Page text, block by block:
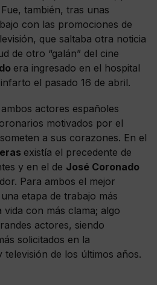
también, tras unas
con las promociones de
que saltaba otra noticia
de otro “galán” del cine
era ingresado en el hospital
el pasado 16 de abril.
actores españoles
motivados por el
a sus corazones. En el
existía el precedente de
y en el de José Coronado
Para ambos el mejor
etapa de trabajo más
con más clama; algo
actores, siendo
solicitados en la
de los últimos años.